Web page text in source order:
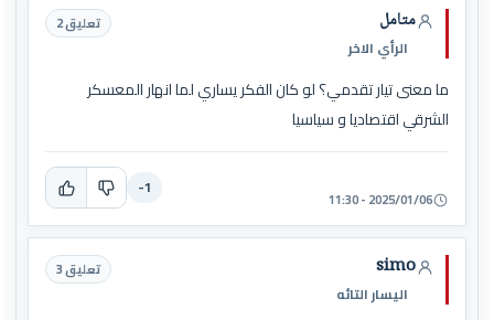
متامل
الرأي الاخر
تعليق 2
ما معنى تيار تقدمي؟ لو كان الفكر يساري لما انهار المعسكر
الشرقي اقتصاديا و سياسيا
2025/01/06 - 11:30
-1
simo
اليسار التائه
تعليق 3